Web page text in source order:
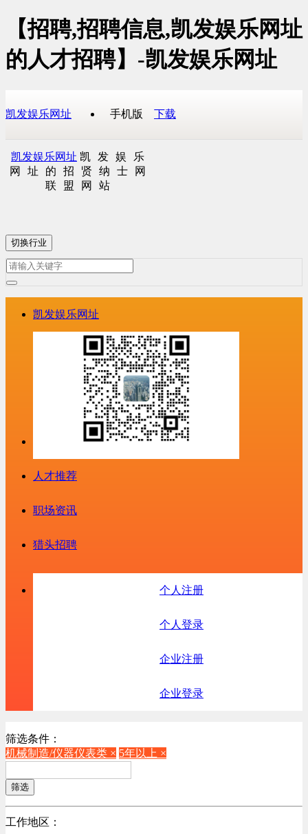
【招聘,招聘信息,凯发娱乐网址
的人才招聘】-凯发娱乐网址
凯发娱乐网址 手机版 下载
凯发娱乐网址 凯发娱乐
网址的招贤纳士网
联盟网站
切换行业
凯发娱乐网址
人才推荐
职场资讯
猎头招聘
个人注册
个人登录
企业注册
企业登录
筛选条件：
机械制造/仪器仪表类 × 5年以上 ×
筛选
工作地区：